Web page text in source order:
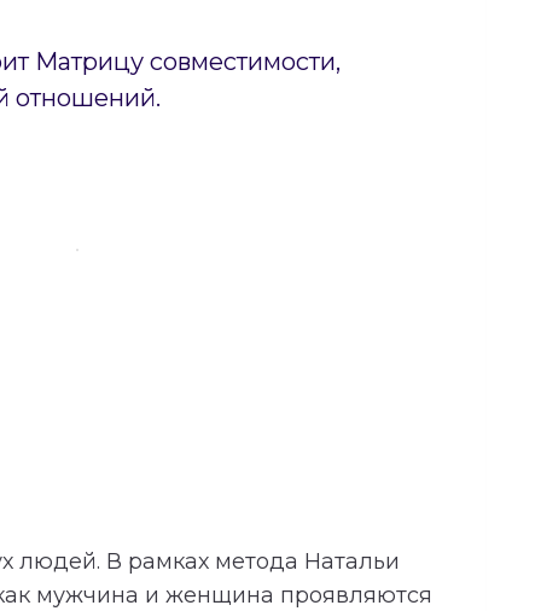
Матрицу совместимости,
отношений.
людей. В рамках метода Натальи
мужчина и женщина проявляются